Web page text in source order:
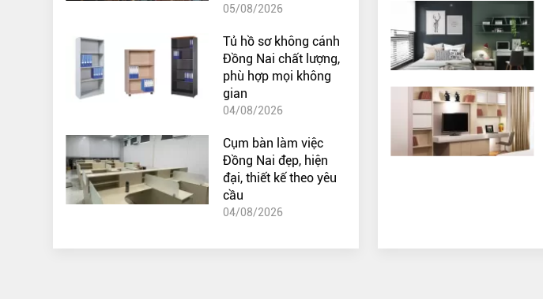
05/08/2026
Tủ hồ sơ không cánh
Đồng Nai chất lượng,
phù hợp mọi không
gian
04/08/2026
Cụm bàn làm việc
Đồng Nai đẹp, hiện
đại, thiết kế theo yêu
cầu
04/08/2026